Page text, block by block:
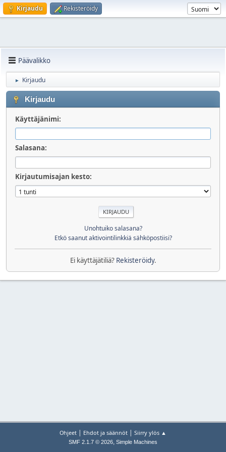
Kirjaudu Rekisteröidy
Päävalikko
► Kirjaudu
Kirjaudu
Käyttäjänimi:
Salasana:
Kirjautumisajan kesto:
Unohtuiko salasana?
Etkö saanut aktivointilinkkiä sähköpostiisi?
Ei käyttäjätiliä? Rekisteröidy.
Ohjeet | Ehdot ja säännöt | Siirry ylös ▲
SMF 2.1.7 © 2026, Simple Machines